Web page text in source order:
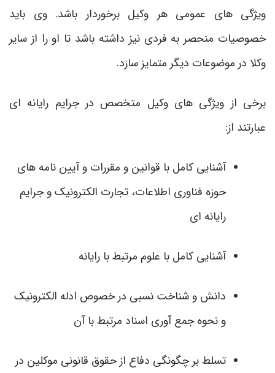
ویژگی های عمومی هر وکیل برخوردار باشد. وی باید
خصوصیات منحصر به فردی نیز داشته باشد تا او را از سایر
وکلا در موضوعات دیگر متمایز سازد.
برخی از ویژگی های وکیل متخصص در جرایم رایانه ای
عبارتند از:
آشنایی کامل با قوانین و مقررات و آیین نامه های
حوزه فناوری اطلاعات، تجارت الکترونیک و جرایم
رایانه ای
آشنایی کامل با علوم مرتبط با رایانه
دانش و شناخت نسبی در خصوص ادله الکترونیک
و نحوه جمع آوری اسناد مرتبط با آن
تسلط بر چگونگی دفاع از حقوق قانونی موکلین در